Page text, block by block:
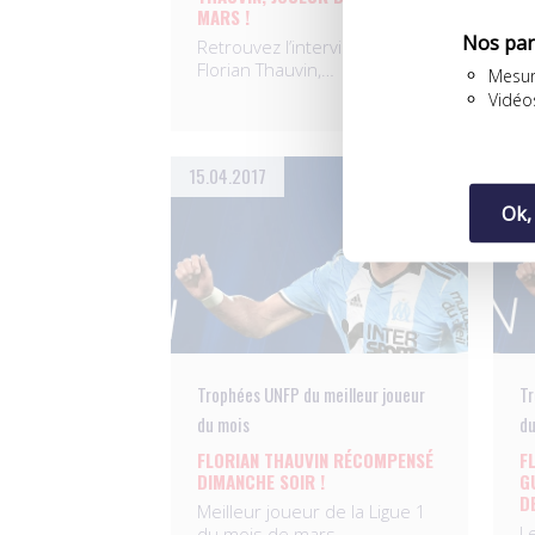
Nos
MARS !
Retrouvez l’interview de
Florian Thauvin,…
15.04.2017
Trophées UNFP du meilleur joueur
du mois
FLORIAN THAUVIN RÉCOMPENSÉ
DIMANCHE SOIR !
Meilleur joueur de la Ligue 1